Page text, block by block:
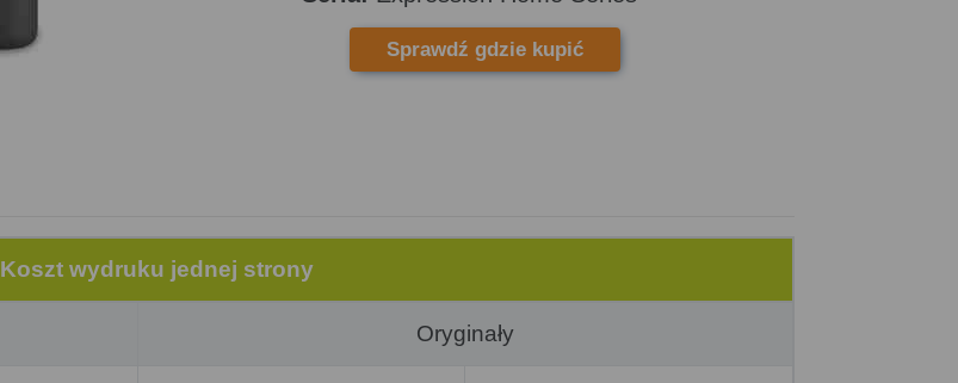
Sprawdź gdzie kupić
Koszt wydruku jednej strony
Oryginały